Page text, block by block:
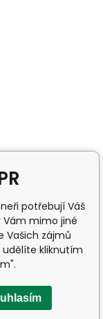
potřebují Váš
Vám mimo jiné
Vašich zájmů
udělíte kliknutím